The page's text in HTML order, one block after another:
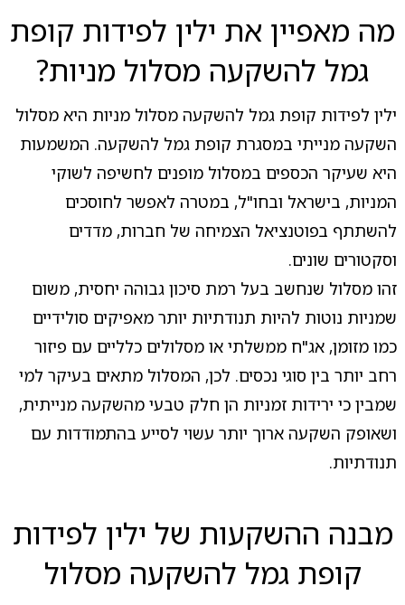
מה מאפיין את ילין לפידות קופת
גמל להשקעה מסלול מניות?
ילין לפידות קופת גמל להשקעה מסלול מניות היא מסלול
השקעה מנייתי במסגרת קופת גמל להשקעה. המשמעות
היא שעיקר הכספים במסלול מופנים לחשיפה לשוקי
המניות, בישראל ובחו"ל, במטרה לאפשר לחוסכים
להשתתף בפוטנציאל הצמיחה של חברות, מדדים
וסקטורים שונים.
זהו מסלול שנחשב בעל רמת סיכון גבוהה יחסית, משום
שמניות נוטות להיות תנודתיות יותר מאפיקים סולידיים
כמו מזומן, אג"ח ממשלתי או מסלולים כלליים עם פיזור
רחב יותר בין סוגי נכסים. לכן, המסלול מתאים בעיקר למי
שמבין כי ירידות זמניות הן חלק טבעי מהשקעה מנייתית,
ושאופק השקעה ארוך יותר עשוי לסייע בהתמודדות עם
תנודתיות.
מבנה ההשקעות של ילין לפידות
קופת גמל להשקעה מסלול